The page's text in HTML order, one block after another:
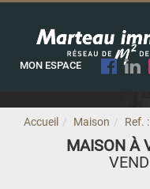
MON ESPACE
Accueil Maison Ref.
MAISON À